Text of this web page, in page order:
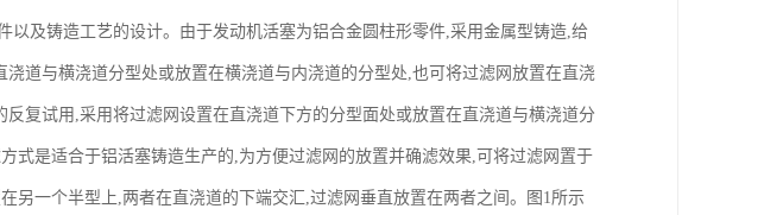
以及铸造工艺的设计。由于发动机活塞为铝合金圆柱形零件,采用金属型铸造,给
道与横浇道分型处或放置在横浇道与内浇道的分型处,也可将过滤网放置在直浇
复试用,采用将过滤网设置在直浇道下方的分型面处或放置在直浇道与横浇道分
式是适合于铝活塞铸造生产的,为方便过滤网的放置并确滤效果,可将过滤网置于
另一个半型上,两者在直浇道的下端交汇,过滤网垂直放置在两者之间。图1所示